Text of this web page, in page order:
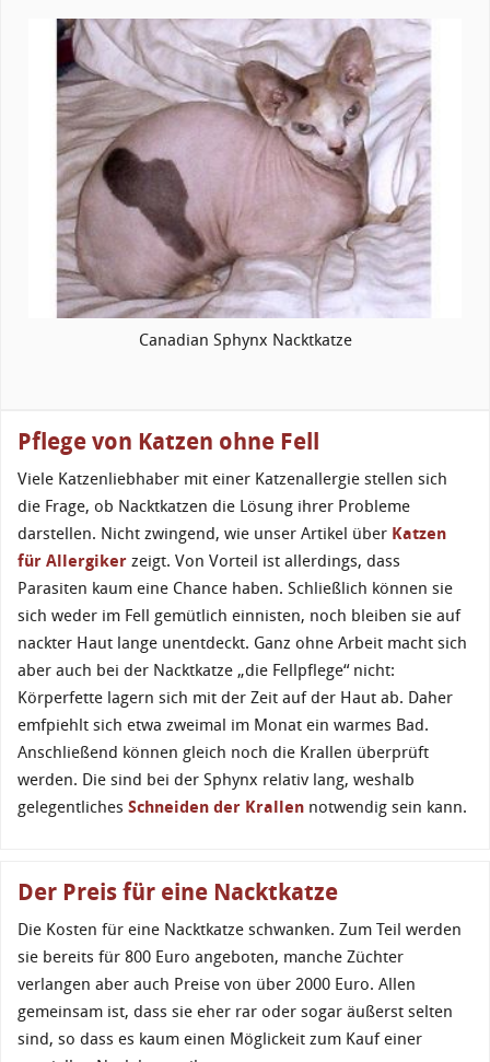
Canadian Sphynx Nacktkatze
Pflege von Katzen ohne Fell
Viele Katzenliebhaber mit einer Katzenallergie stellen sich
die Frage, ob Nacktkatzen die Lösung ihrer Probleme
darstellen. Nicht zwingend, wie unser Artikel über Katzen
für Allergiker zeigt. Von Vorteil ist allerdings, dass
Parasiten kaum eine Chance haben. Schließlich können sie
sich weder im Fell gemütlich einnisten, noch bleiben sie auf
nackter Haut lange unentdeckt. Ganz ohne Arbeit macht sich
aber auch bei der Nacktkatze „die Fellpflege“ nicht:
Körperfette lagern sich mit der Zeit auf der Haut ab. Daher
emfpiehlt sich etwa zweimal im Monat ein warmes Bad.
Anschließend können gleich noch die Krallen überprüft
werden. Die sind bei der Sphynx relativ lang, weshalb
gelegentliches Schneiden der Krallen notwendig sein kann.
Der Preis für eine Nacktkatze
Die Kosten für eine Nacktkatze schwanken. Zum Teil werden
sie bereits für 800 Euro angeboten, manche Züchter
verlangen aber auch Preise von über 2000 Euro. Allen
gemeinsam ist, dass sie eher rar oder sogar äußerst selten
sind, so dass es kaum einen Möglickeit zum Kauf einer